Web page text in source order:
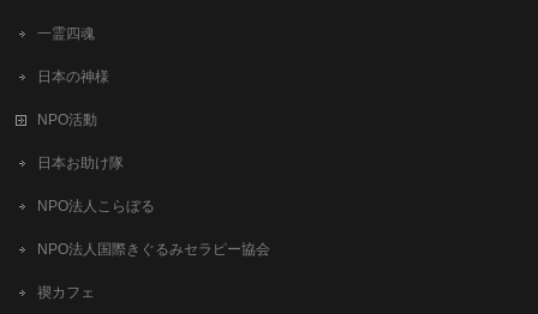
一霊四魂
日本の神様
NPO活動
日本お助け隊
NPO法人こらぼる
NPO法人国際きぐるみセラピー協会
禊カフェ